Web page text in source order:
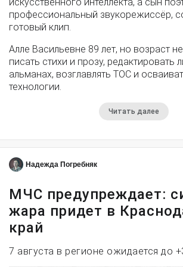
профессиональный звукорежиссёр,
готовый клип.
Алле Васильевне 89 лет, но возраст
писать стихи и прозу, редактировать
альманах, возглавлять ТОС и
технологии.
Читать далее
Надежда Погребняк
МЧС предупреждает:
жара придет в
край
7 августа в регионе ожидается до